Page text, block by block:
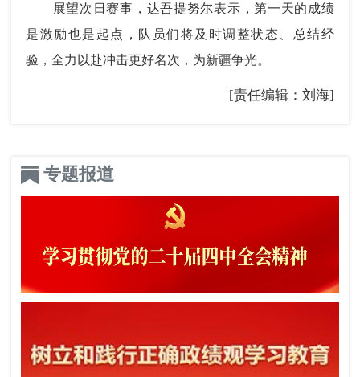
展望次日赛事，达吾提努尔表示，第一天的成绩
是激励也是起点，队员们将及时调整状态、总结经
验，全力以赴冲击更好名次，为新疆争光。
[责任编辑：刘海]
专题报道